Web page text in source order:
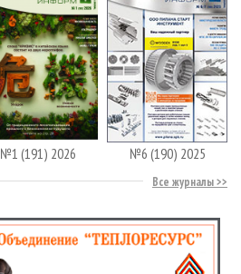
№1 (191) 2026 №6 (190) 2025
Все журналы